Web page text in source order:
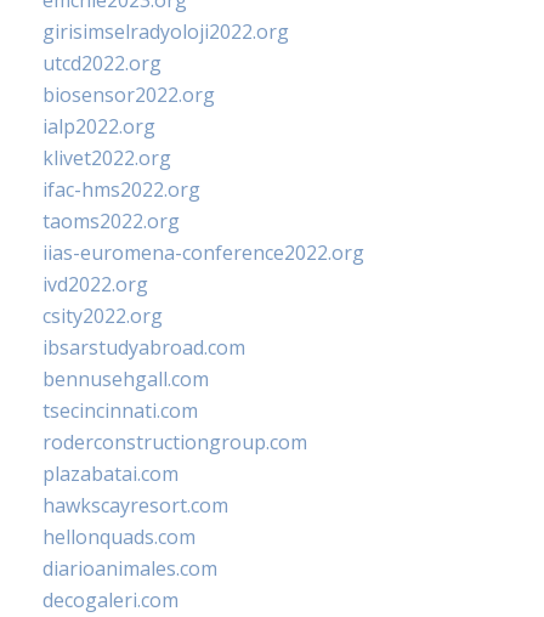
girisimselradyoloji2022.org
utcd2022.org
biosensor2022.org
ialp2022.org
klivet2022.org
ifac-hms2022.org
taoms2022.org
iias-euromena-conference2022.org
ivd2022.org
csity2022.org
ibsarstudyabroad.com
bennusehgall.com
tsecincinnati.com
roderconstructiongroup.com
plazabatai.com
hawkscayresort.com
hellonquads.com
diarioanimales.com
decogaleri.com